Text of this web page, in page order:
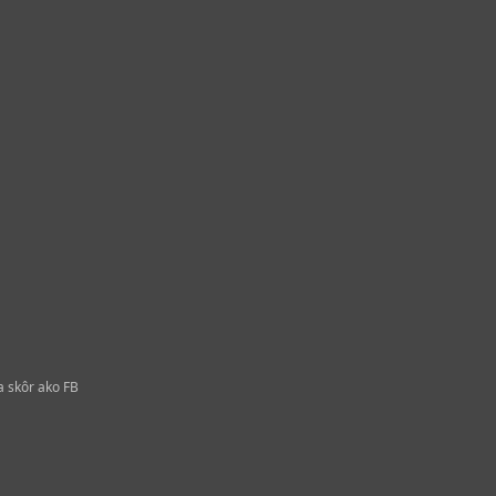
ako FB